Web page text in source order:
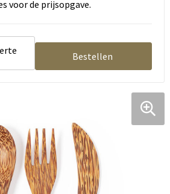
voor de prijsopgave.
Bestellen